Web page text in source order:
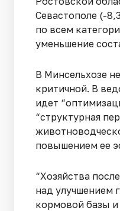
Севастополе (-
по всем
уменьшение
В Минсельхозе
критичной. В
идет
“структурная
повышением ее
“Хозяйства
над улучшением
кормовой базы и